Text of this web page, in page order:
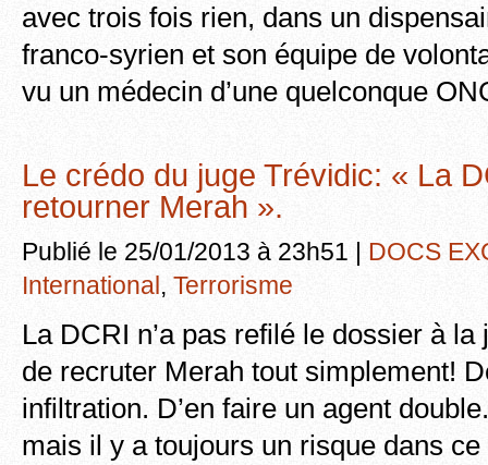
avec trois fois rien, dans un
franco-syrien et son équipe de
vu un médecin d’une quelconque
Le crédo du juge Trévidic: « La
retourner Merah ».
Publié le 25/01/2013 à 23h51 | DOCS
International, Terrorisme
La DCRI n’a pas refilé le dossier à
de recruter Merah tout simplement!
infiltration. D’en faire un agent
mais il y a toujours un risque dans ce